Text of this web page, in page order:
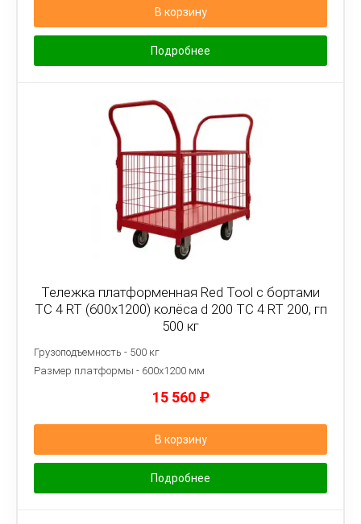
В корзину
Подробнее
Тележка платформенная Red Tool с бортами
ТС 4 RT (600x1200) колёса d 200 ТС 4 RT 200, гп
500 кг
Грузоподъемность - 500 кг
Размер платформы - 600х1200 мм
15 560 ₽
В корзину
Подробнее